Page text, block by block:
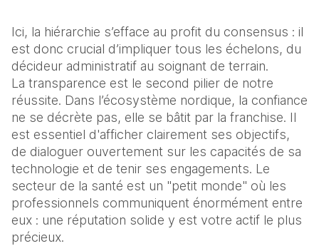
Ici, la hiérarchie s’efface au profit du consensus : il
est donc crucial d’impliquer tous les échelons, du
décideur administratif au soignant de terrain.
La transparence est le second pilier de notre
réussite. Dans l’écosystème nordique, la confiance
ne se décrète pas, elle se bâtit par la franchise. Il
est essentiel d'afficher clairement ses objectifs,
de dialoguer ouvertement sur les capacités de sa
technologie et de tenir ses engagements. Le
secteur de la santé est un "petit monde" où les
professionnels communiquent énormément entre
eux : une réputation solide y est votre actif le plus
précieux.